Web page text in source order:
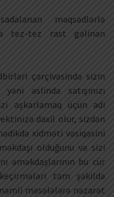
məqsədlərlə
tez-tez rast gəlinən
çərçivəsində sizin
əslində satışınızı
aşkarlamaq üçün adi
daxil olur, sizdən
xidməti vəsiqəsini
olduğunu və sizi
əməkdaşlarının bu cür
tam şəkildə
məsələlərə nəzarət